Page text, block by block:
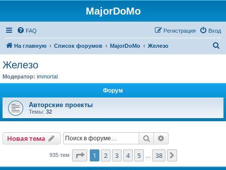
MajorDoMo
FAQ Вход
Регистрация
На главную Список форумов MajorDoMo Железо
Железо
Модератор: immortal
Форум
Авторские проекты
Темы: 32
Новая тема Поиск
935 тем Страница из 38
1 2 3 4 5 38